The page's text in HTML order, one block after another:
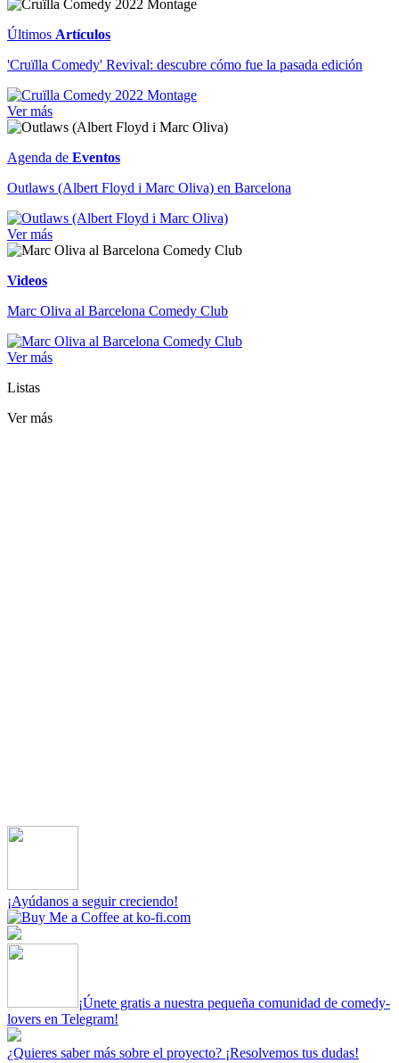
Últimos Artículos
'Cruïlla Comedy' Revival: descubre cómo fue la pasada edición
Ver más
Agenda de Eventos
Outlaws (Albert Floyd i Marc Oliva) en Barcelona
Ver más
Videos
Marc Oliva al Barcelona Comedy Club
Ver más
Listas
Ver más
¡Ayúdanos a seguir creciendo!
¡Únete gratis a nuestra pequeña comunidad de comedy-
lovers en Telegram!
¿Quieres saber más sobre el proyecto? ¡Resolvemos tus dudas!